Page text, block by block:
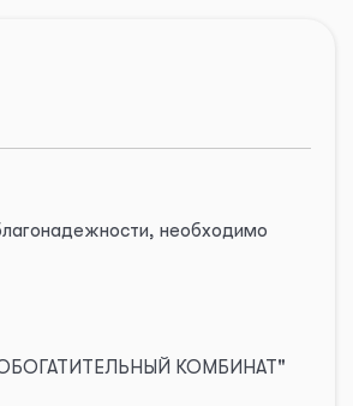
необходимо
КОМБИНАТ"